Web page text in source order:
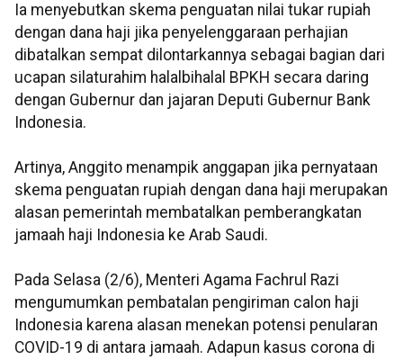
Ia menyebutkan skema penguatan nilai tukar rupiah
dengan dana haji jika penyelenggaraan perhajian
dibatalkan sempat dilontarkannya sebagai bagian dari
ucapan silaturahim halalbihalal BPKH secara daring
dengan Gubernur dan jajaran Deputi Gubernur Bank
Indonesia.
Artinya, Anggito menampik anggapan jika pernyataan
skema penguatan rupiah dengan dana haji merupakan
alasan pemerintah membatalkan pemberangkatan
jamaah haji Indonesia ke Arab Saudi.
Pada Selasa (2/6), Menteri Agama Fachrul Razi
mengumumkan pembatalan pengiriman calon haji
Indonesia karena alasan menekan potensi penularan
COVID-19 di antara jamaah. Adapun kasus corona di